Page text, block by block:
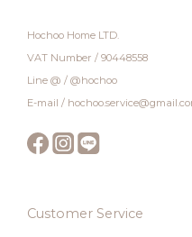
Hochoo Home LTD.
VAT Number / 90448558
Line @ / @hochoo
E-mail /
Customer Service